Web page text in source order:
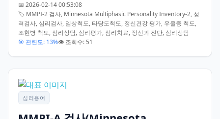
📅 2026-02-14 00:53:08
🏷️ MMPI-2 검사, Minnesota Multiphasic Personality Inventory-2, 성
격검사, 심리검사, 임상척도, 타당도척도, 정신건강 평가, 우울증 척도,
조현병 척도, 심리상담, 심리평가, 심리치료, 정신과 진단, 심리상담
🎯 관련도: 13%👁️ 조회수: 51
심리용어